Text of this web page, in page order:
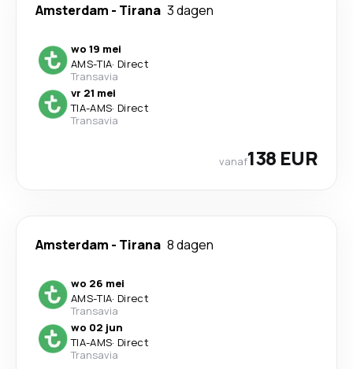
Amsterdam - Tirana 3 dagen
wo 19 mei
AMS-TIA· Direct
Transavia
vr 21 mei
TIA-AMS· Direct
Transavia
vanaf138 EUR
Amsterdam - Tirana 8 dagen
wo 26 mei
AMS-TIA· Direct
Transavia
wo 02 jun
TIA-AMS· Direct
Transavia